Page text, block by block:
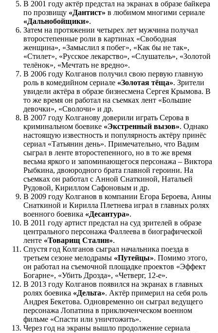
В 2001 году актёр предстал на экранах в образе байкера
по прозвищу «Дантист» в любимом многими сериале
«Дальнобойщики».
Затем на протяжении четырех лет мужчина получал
второстепенные роли в картинах «Свободная
женщина», «Замыслил я побег», «Как бы не так»,
«Стилет», «Русское лекарство», «Слушатель», «Золотой
телёнок», «Мечтать не вредно».
В 2006 году Колганов получил свою первую главную
роль в комедийном сериале «Золотая тёща». Зрители
увидели актёра в образе бизнесмена Сергея Крымова. В
то же время он работал на съемках лент «Большие
девочки», «Сволочи» и др.
В 2007 году Колганову доверили играть Серова в
криминальном боевике «Экстренный вызов». Однако
настоящую известность и популярность актёру принёс
сериал «Татьянин день». Примечательно, что Вадим
сыграл в ленте второстепенного, но в то же время
весьма яркого и запоминающегося персонажа – Виктора
Рыбкина, двоюродного брата главной героини. На
съемках он работал с Анной Снаткиной, Натальей
Рудовой, Кириллом Сафоновым и др.
В 2009 году Колганов в компании Егора Бероева, Анны
Снаткиной и Кирилла Плетнева играл в главных ролях
военного боевика «Десантура».
В 2011 году артист предстал на суд зрителей в образе
центрального персонажа Фаллеева в биографической
ленте «Товарищ Сталин».
Спустя год Колганов сыграл начальника поезда в
третьем сезоне мелодрамы «Путейцы». Помимо этого,
он работал на съемочной площадке проектов «Эффект
Богарне», «Убить Дрозда», «Четверг, 12-е».
В 2013 году Колганов появился на экранах в главных
ролях боевика «Дельта». Актёр примерил на себя роль
Андрея Бекетова. Одновременно он сыграл ведущего
персонажа Лопатина в приключенческом военном
фильме «Спасти или уничтожить».
Через год на экраны вышло продолжение сериала